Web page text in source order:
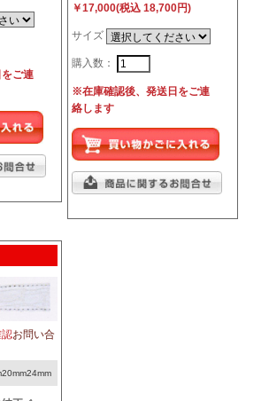
ご連
￥17,000(税込 18,700円)
サイズ
購入数：
※在庫確認後、発送日をご連
絡します
お問い合